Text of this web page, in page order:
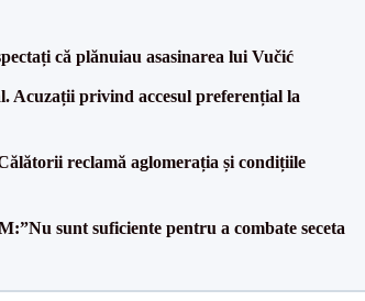
că plănuiau asasinarea lui Vučić
Acuzații privind accesul preferențial la
reclamă aglomerația și condițiile
sunt suficiente pentru a combate seceta